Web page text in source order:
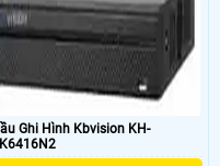
Ghi Hình Kbvision KH-